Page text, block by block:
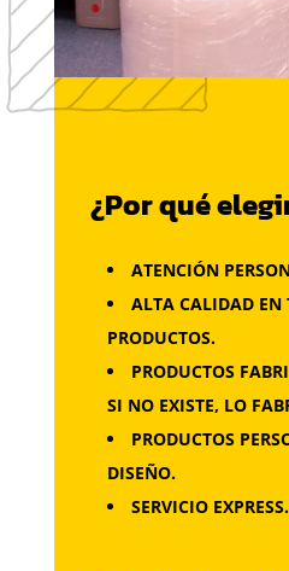
¿Por qué
ATENCIÓN
ALTA CALIDAD EN
PRODUCTOS.
PRODUCTOS
SI NO EXISTE, LO
PRODUCTOS
DISEÑO.
SERVICIO EXPRESS.